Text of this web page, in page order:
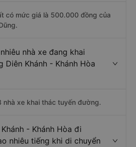
có mức giá là 500.000 đồng của
nhà xe đang khai
Diên Khánh - Khánh Hòa
nhà xe khai thác tuyến đường.
- Khánh Hòa đi
nhiêu tiếng khi di chuyển